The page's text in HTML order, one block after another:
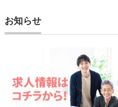
お知らせ